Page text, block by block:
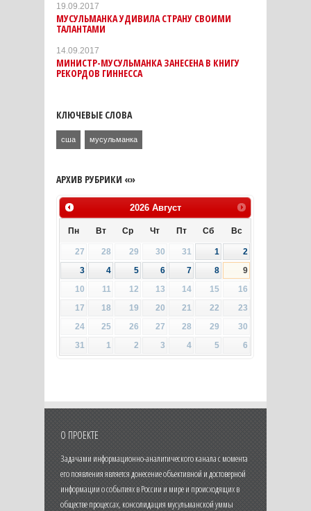
19.09.2017
МУСУЛЬМАНКА УДИВИЛА СТРАНУ СВОИМИ
ТАЛАНТАМИ
14.09.2017
МИНИСТР-МУСУЛЬМАНКА ЗАНЕСЕНА В КНИГУ
РЕКОРДОВ ГИННЕССА
КЛЮЧЕВЫЕ СЛОВА
сша мусульманка
АРХИВ РУБРИКИ «»
2026 Август
Пн Вт Ср Чт Пт Сб Вс
27 28 29 30 31 1
2
3
4 5 6 7 8
9
10
11 12 13 14 15
16
17
18 19 20 21 22
23
24
25 26 27 28 29
30
31
1 2 3 4 5 6
О ПРОЕКТЕ
Задачами информационно-аналитического канала с момента
его появления является донесение объективной и достоверной
информации о событиях в России и мире и происходящих в
обществе процессах, консолидация мусульманской уммы